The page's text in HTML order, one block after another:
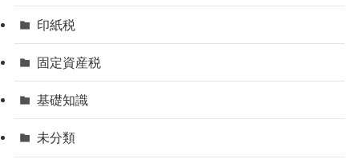
印紙税
固定資産税
基礎知識
未分類